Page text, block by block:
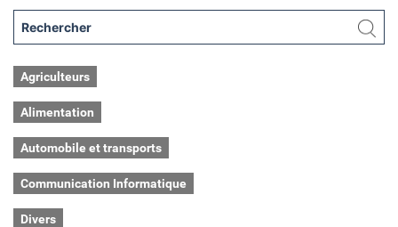
Agriculteurs
Alimentation
Automobile et transports
Communication Informatique
Divers